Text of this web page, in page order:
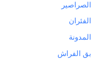
الصراصير
الفئران
المدونة
بق الفراش